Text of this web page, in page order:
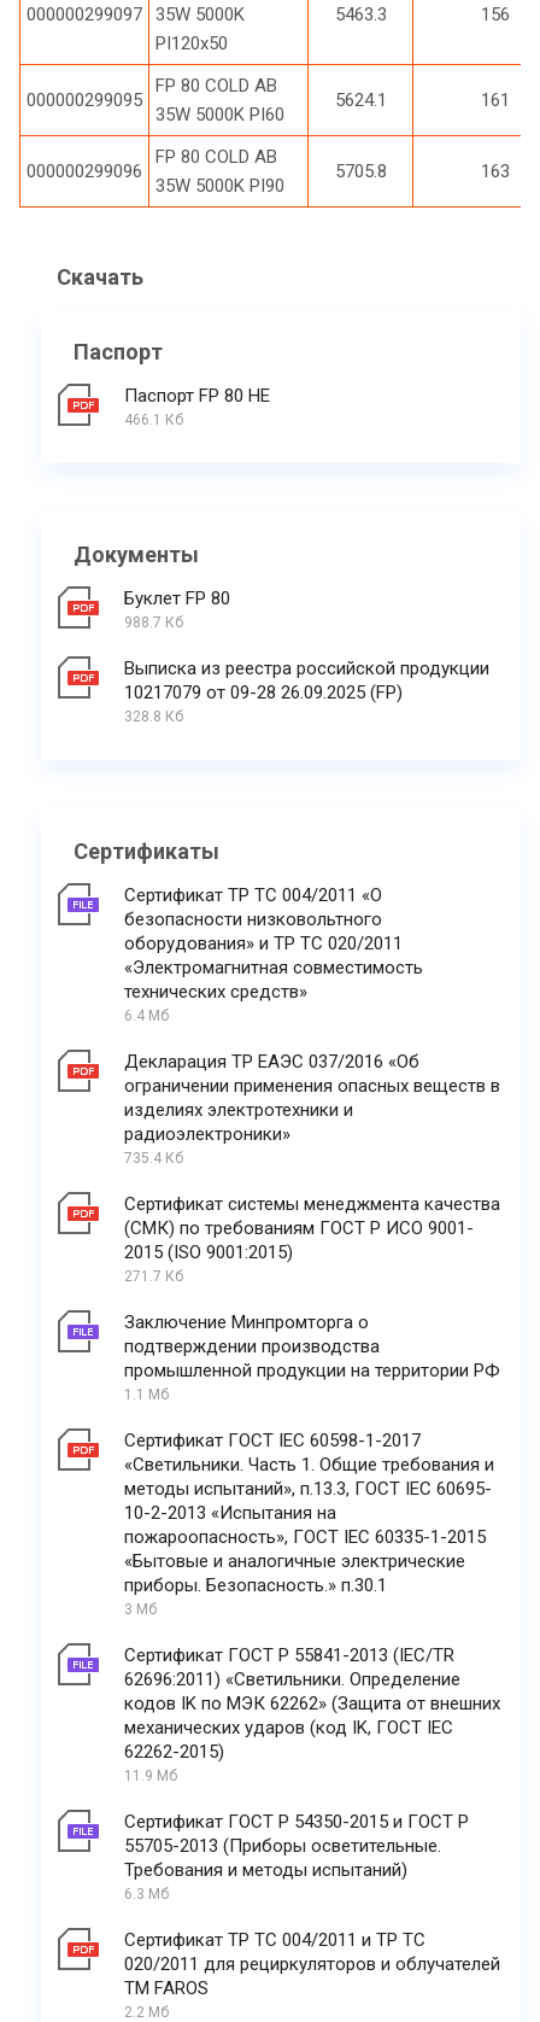
000000299097
35W 5000K
PI120x50
5463.3 156
000000299095
FP 80 COLD AB
35W 5000K PI60
5624.1 161
000000299096
FP 80 COLD AB
35W 5000K PI90
5705.8 163
Скачать
Паспорт
Паспорт FP 80 HE
466.1 Кб
Документы
Буклет FP 80
988.7 Кб
Выписка из реестра российской продукции
10217079 от 09-28 26.09.2025 (FP)
328.8 Кб
Сертификаты
Сертификат ТР ТС 004/2011 «О
безопасности низковольтного
оборудования» и ТР ТС 020/2011
«Электромагнитная совместимость
технических средств»
6.4 Мб
Декларация ТР ЕАЭС 037/2016 «Об
ограничении применения опасных веществ в
изделиях электротехники и
радиоэлектроники»
735.4 Кб
Сертификат системы менеджмента качества
(СМК) по требованиям ГОСТ Р ИСО 9001-
2015 (ISO 9001:2015)
271.7 Кб
Заключение Минпромторга о
подтверждении производства
промышленной продукции на территории РФ
1.1 Мб
Сертификат ГОСТ IEC 60598-1-2017
«Светильники. Часть 1. Общие требования и
методы испытаний», п.13.3, ГОСТ IEC 60695-
10-2-2013 «Испытания на
пожароопасность», ГОСТ IEC 60335-1-2015
«Бытовые и аналогичные электрические
приборы. Безопасность.» п.30.1
3 Мб
Сертификат ГОСТ Р 55841-2013 (IEC/TR
62696:2011) «Светильники. Определение
кодов IK по МЭК 62262» (Защита от внешних
механических ударов (код IK, ГОСТ IEC
62262-2015)
11.9 Мб
Сертификат ГОСТ Р 54350-2015 и ГОСТ Р
55705-2013 (Приборы осветительные.
Требования и методы испытаний)
6.3 Мб
Сертификат ТР ТС 004/2011 и ТР ТС
020/2011 для рециркуляторов и облучателей
ТМ FAROS
2.2 Мб